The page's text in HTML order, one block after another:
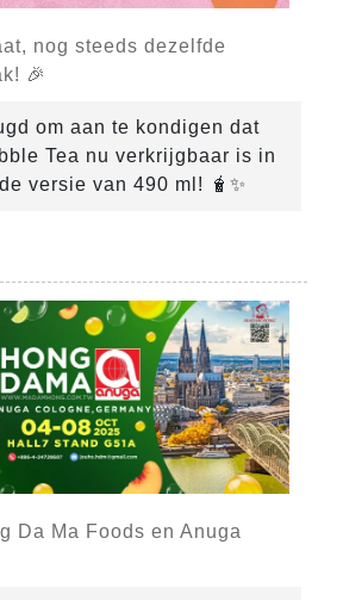
nog steeds dezelfde
🎉
om aan te kondigen dat
Tea nu verkrijgbaar is in
versie van 490 ml! 🧋✨
Da Ma Foods en Anuga